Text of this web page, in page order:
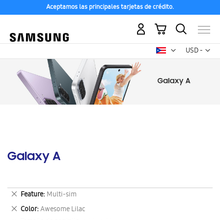
Aceptamos las principales tarjetas de crédito.
USD -
dólar
Mi carrito
Galaxy A
Feature Multi-sim
Eliminar
este
artículo
Color Awesome Lilac
Eliminar